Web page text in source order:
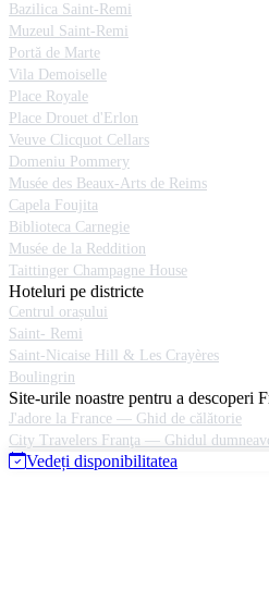
Bazilica Saint-Remi
Muzeul Saint-Remi
Portă de Marte
Vila Demoiselle
Place Royale
Place Drouet d'Erlon
Veuve Clicquot Cellars
Domeniu Pommery
Musée des Beaux-Arts de Reims
Capela Foujita
Biblioteca Carnegie
Musée de la Reddition
Taittinger Champagne House
Hoteluri pe districte
Centrul orașului
Saint- Remi
Saint-Nicaise Hill & Les Crayères
Boulingrin
Site-urile noastre pentru a descoperi
J'adore la France — Ghid de călătorie
City Travelers Franţa — Ghidul
Vedeți disponibilitatea